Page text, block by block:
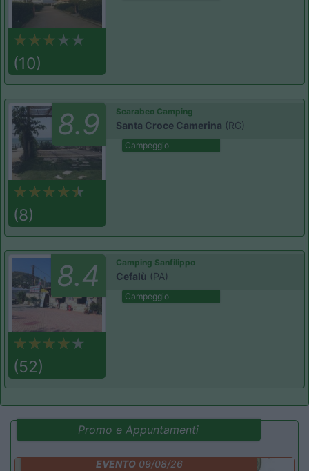
(10)
8.9
(8)
Scarabeo Camping
Santa Croce Camerina (RG)
Campeggio
8.4
(52)
Camping Sanfilippo
Cefalù (PA)
Campeggio
Promo e Appuntamenti
EVENTO09/08/26